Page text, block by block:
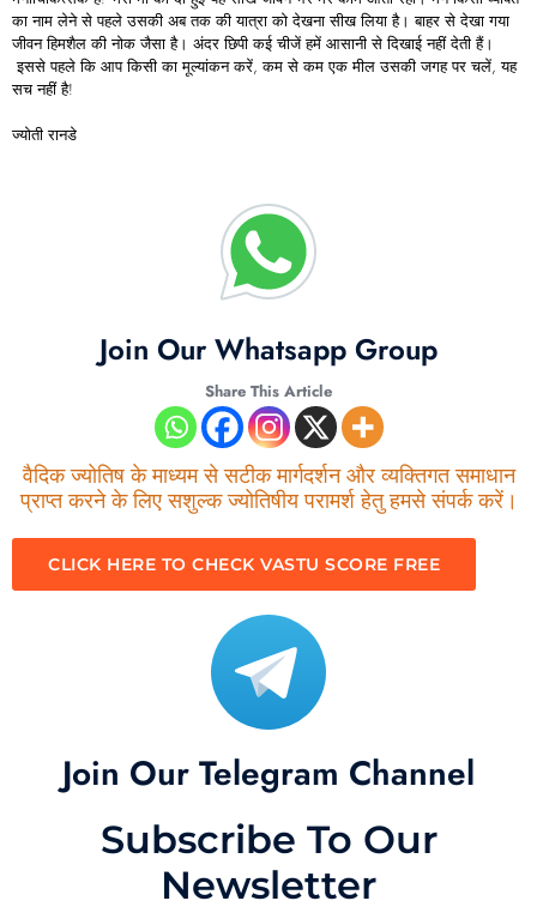
का नाम लेने से पहले उसकी अब तक की यात्रा को देखना सीख लिया है। बाहर से देखा गया
जीवन हिमशैल की नोक जैसा है। अंदर छिपी कई चीजें हमें आसानी से दिखाई नहीं देती हैं।
इससे पहले कि आप किसी का मूल्यांकन करें, कम से कम एक मील उसकी जगह पर चलें, यह
सच नहीं है!
ज्योती रानडे
Join Our Whatsapp Group
Share This Article
वैदिक ज्योतिष के माध्यम से सटीक मार्गदर्शन और व्यक्तिगत समाधान
प्राप्त करने के लिए सशुल्क ज्योतिषीय परामर्श हेतु हमसे संपर्क करें।
CLICK HERE TO CHECK VASTU SCORE FREE
Join Our Telegram Channel
Subscribe To Our
Newsletter